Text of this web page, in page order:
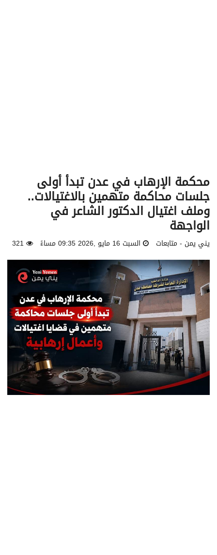
محكمة الإرهاب في عدن تبدأ أولى
جلسات محاكمة متهمين بالاغتيالات..
وملف اغتيال الدكتور الشاعر في
الواجهة
يني يمن - متابعات السبت 16 مايو ,2026 09:35 مساءً 321